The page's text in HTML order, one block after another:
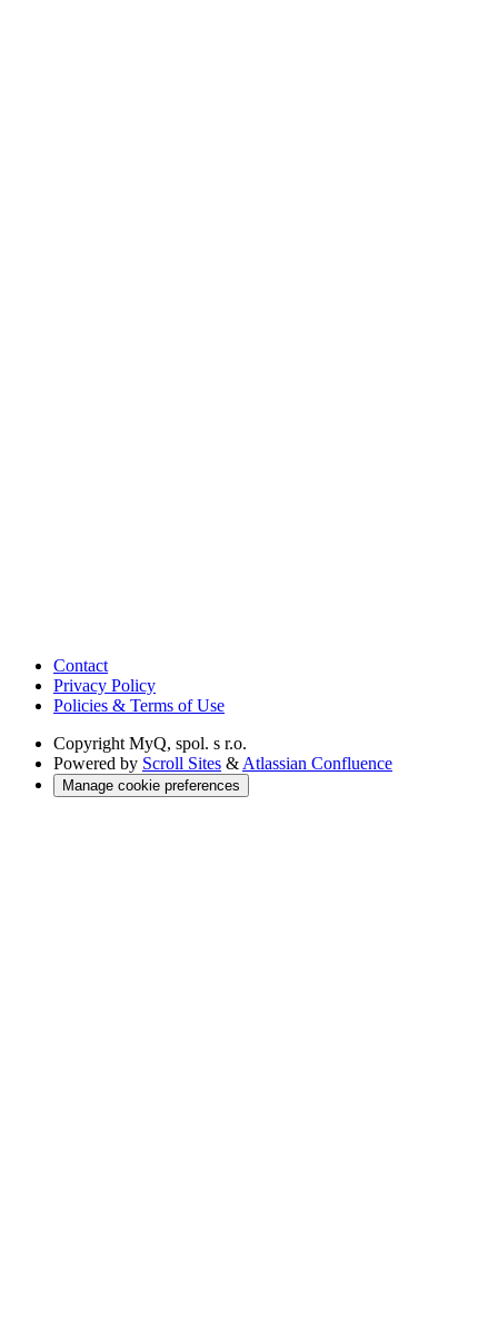
Contact
Privacy Policy
Policies & Terms of Use
Copyright MyQ, spol. s r.o.
Powered by Scroll Sites & Atlassian Confluence
Manage cookie preferences